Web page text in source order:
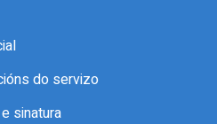
do servizo
sinatura